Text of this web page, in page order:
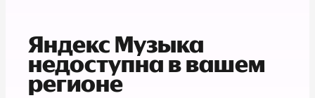
Яндекс Музыка
недоступна в вашем
регионе